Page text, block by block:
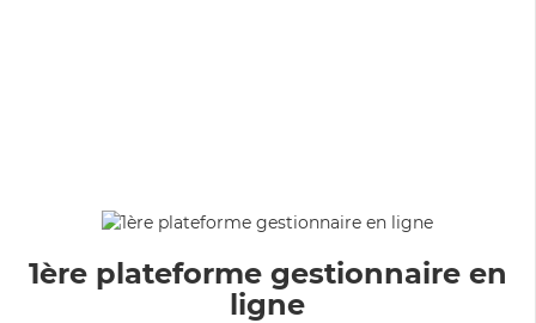
1ère plateforme gestionnaire en
ligne